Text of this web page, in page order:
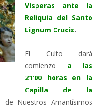
Vísperas ante la
Reliquia del Santo
Lignum Crucis.
El Culto dará
comienzo a las
21’00 horas en la
Capilla de la
de Nuestros Amantísimos